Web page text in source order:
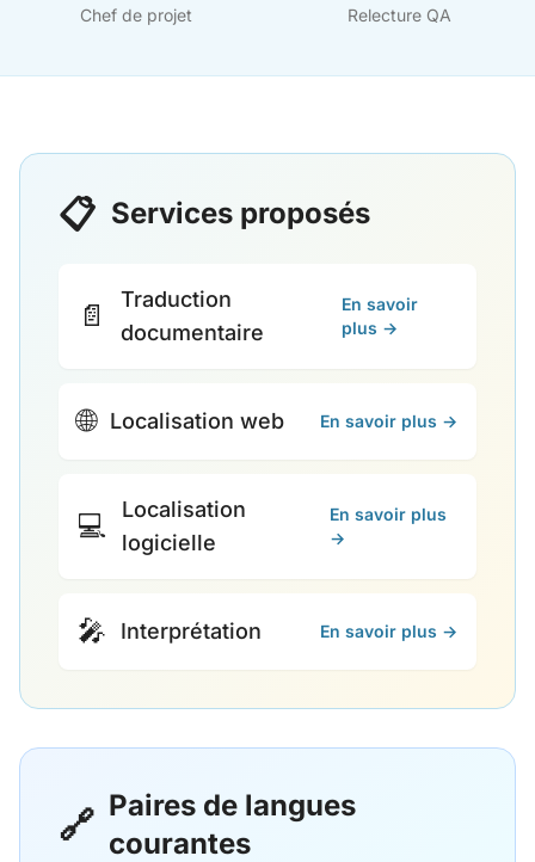
Chef de projet Relecture QA
📋 Services proposés
📄
Traduction
documentaire
En savoir
plus →
🌐 Localisation web En savoir plus →
💻
Localisation
logicielle
En savoir plus
→
🎤 Interprétation En savoir plus →
🔗 Paires de langues
courantes